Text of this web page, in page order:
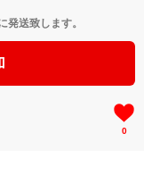
発送致します。
0